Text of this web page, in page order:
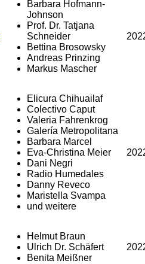
Barbara Hofmann-
Johnson
Prof. Dr. Tatjana
Schneider
Bettina Brosowsky
Andreas Prinzing
Markus Mascher
Elicura Chihuailaf
Colectivo Caput
Valeria Fahrenkrog
Galería Metropolitana
Barbara Marcel
Eva-Christina Meier
Dani Negri
Radio Humedales
Danny Reveco
Maristella Svampa
und weitere
Helmut Braun
Ulrich Dr. Schäfert
Benita Meißner